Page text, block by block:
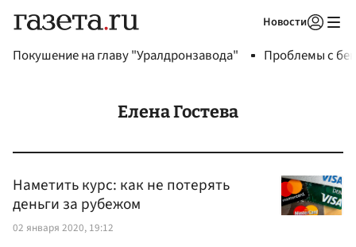
Новости
Покушение на главу "Уралдронзавода" Проблемы с
Елена Гостева
Наметить курс: как не потерять
деньги за рубежом
02 января 2020, 19:12